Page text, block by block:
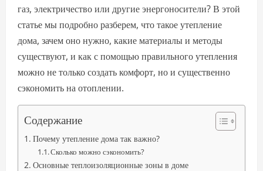
газ, электричество или другие энергоносители? В этой
статье мы подробно разберем, что такое утепление
дома, зачем оно нужно, какие материалы и методы
существуют, и как с помощью правильного утепления
можно не только создать комфорт, но и существенно
сэкономить на отоплении.
Содержание
Почему утепление дома так важно?
Сколько можно сэкономить?
Основные теплоизоляционные зоны в доме